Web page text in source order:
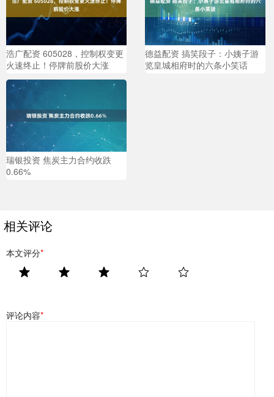
浩广配资 605028，控制权变更
火速终止！停牌前股价大涨
德益配资 搞笑段子：小姨子游
览皇城相府时的六条小笑话
瑞银投资 焦炭主力合约收跌
0.66%
相关评论
本文评分*
评论内容*